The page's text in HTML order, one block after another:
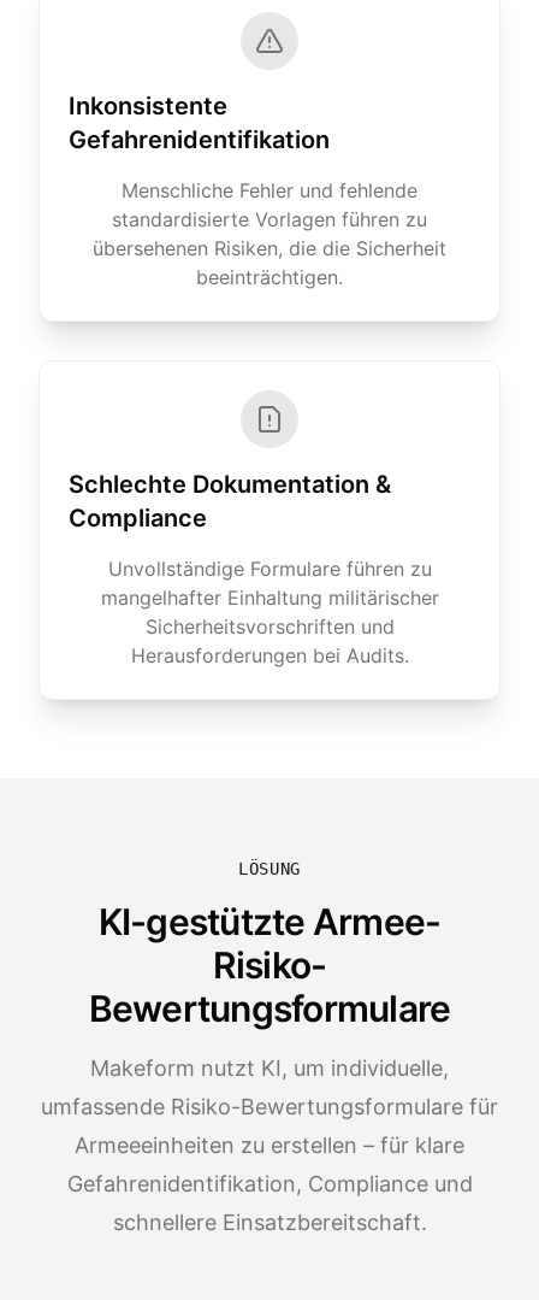
Inkonsistente
Gefahrenidentifikation
Menschliche Fehler und fehlende
standardisierte Vorlagen führen zu
übersehenen Risiken, die die Sicherheit
beeinträchtigen.
Schlechte Dokumentation &
Compliance
Unvollständige Formulare führen zu
mangelhafter Einhaltung militärischer
Sicherheitsvorschriften und
Herausforderungen bei Audits.
LÖSUNG
KI-gestützte Armee-
Risiko-
Bewertungsformulare
Makeform nutzt KI, um individuelle,
umfassende Risiko-Bewertungsformulare für
Armeeeinheiten zu erstellen – für klare
Gefahrenidentifikation, Compliance und
schnellere Einsatzbereitschaft.